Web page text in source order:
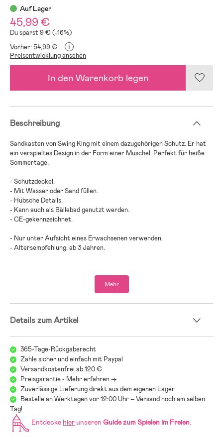
Auf Lager
45,99 €
Du sparst 9 € (-16%)
Vorher: 54,99 €
i
Preisentwicklung ansehen
In den Warenkorb legen
Beschreibung
Sandkasten von Swing King mit einem dazugehörigen Schutz. Er hat
ein verspieltes Design in der Form einer Muschel. Perfekt für heiße
Sommertage.
- Schutzdeckel.
- Mit Wasser oder Sand füllen.
- Hübsche Details.
- Kann auch als Bällebad genutzt werden.
- CE-gekennzeichnet.
- Nur unter Aufsicht eines Erwachsenen verwenden.
- Altersempfehlung: ab 3 Jahren.
Mehr
Details zum Artikel
365-Tage-Rückgaberecht
Zahle sicher und einfach mit Paypal
Versandkostenfrei ab 120 €
Preisgarantie - Mehr erfahren ->
Zuverlässige Lieferung direkt aus dem eigenen Lager
Bestelle an Werktagen vor 12:00 Uhr – Versand noch am selben
Tag!
Entdecke hier unseren Guide zum Spielen im Freien.